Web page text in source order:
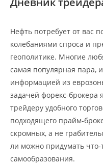
Нефть потребует от вас
колебаниями спроса и
геополитике. Многие
самая популярная пара,
информацией из
задачей форекс-брокера
трейдеру удобного
подходящего прайм-
скромных, а не
ли можно придумать что-
самообразования.